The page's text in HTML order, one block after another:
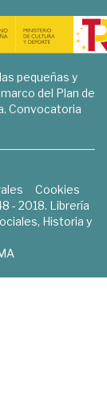
pequeñas y
del Plan de
Convocatoria
Cookies
- 2018. Librería
Historia y